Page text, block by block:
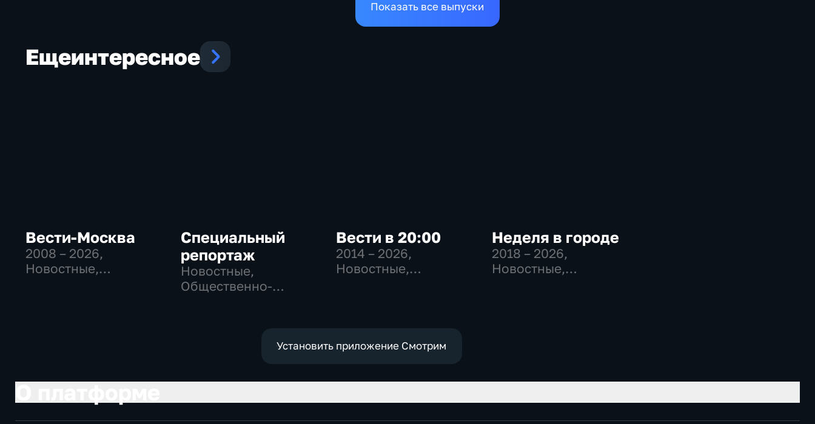
Показать все выпуски
Ещеинтересное
Вести-Москва
2008 – 2026,
Новостные,
Специальный
репортаж
Новостные,
Общественно-
Вести в 20:00
2014 – 2026,
Новостные,
Неделя в городе
2018 – 2026,
Новостные,
Установить приложение Смотрим